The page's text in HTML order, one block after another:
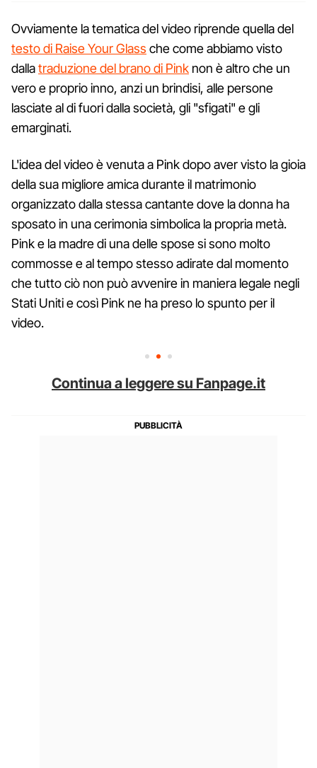
Ovviamente la tematica del video riprende quella del
testo di Raise Your Glass che come abbiamo visto
dallatraduzione del brano di Pink non è altro che un
vero e proprio inno, anzi un brindisi, alle persone
lasciate al di fuori dalla società, gli "sfigati" e gli
emarginati.
L'idea del video è venuta a Pink dopo aver visto la gioia
della sua migliore amica durante il matrimonio
organizzato dalla stessa cantante dove la donna ha
sposato in una cerimonia simbolica la propria metà.
Pink e la madre di una delle spose si sono molto
commosse e al tempo stesso adirate dal momento
che tutto ciò non può avvenire in maniera legale negli
Stati Uniti e così Pink ne ha preso lo spunto per il
video.
Continua a leggere su Fanpage.it